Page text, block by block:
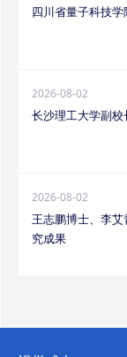
四川省量子科技
2026-08-02
长沙理工大学副
2026-08-02
王志鹏博士、李
究成果